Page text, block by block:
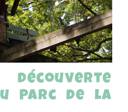
Parc de la